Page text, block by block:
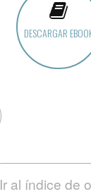
DESCARGAR
Ir al índice de